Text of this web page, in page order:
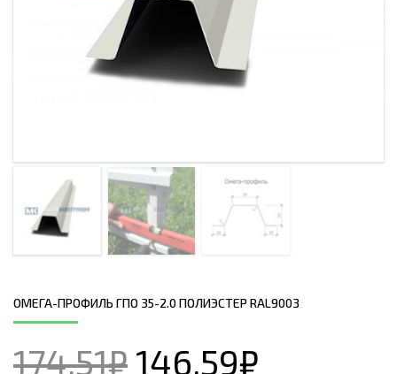
ОМЕГА-ПРОФИЛЬ ГПО 35-2.0 ПОЛИЭСТЕР RAL9003
174,51₽ 146,59₽